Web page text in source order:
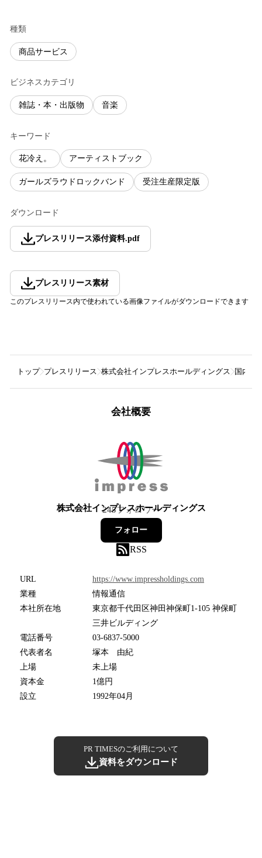
種類
商品サービス
ビジネスカテゴリ
雑誌・本・出版物 音楽
キーワード
花冷え。 アーティストブック
ガールズラウドロックバンド 受注生産限定版
ダウンロード
プレスリリース添付資料.pdf
プレスリリース素材
このプレスリリース内で使われている画像ファイルがダウンロードできます
トップ プレスリリース 株式会社インプレスホールディングス 国内外
会社概要
株式会社インプレスホールディングス
245フォロワー
フォロー
RSS
URL
https://www.impressholdings.com
業種
情報通信
本社所在地
東京都千代田区神田神保町1-105 神保町
三井ビルディング
電話番号
03-6837-5000
代表者名
塚本 由紀
上場
未上場
資本金
1億円
設立
1992年04月
PR TIMESのご利用について
資料をダウンロード